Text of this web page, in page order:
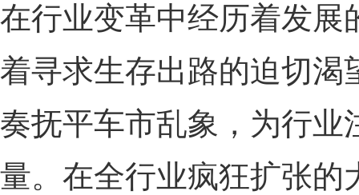
在行业变革中经历着发展
着寻求生存出路的迫切渴
奏抚平车市乱象，为行业
量。在全行业疯狂扩张的